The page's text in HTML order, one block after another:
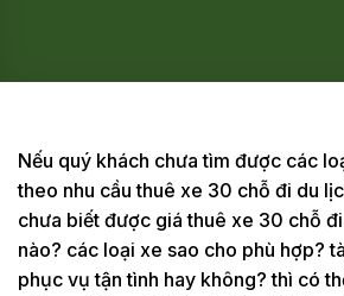
Nếu quý khách chưa tìm được các
theo nhu cầu thuê xe 30 chỗ đi du
chưa biết được giá thuê xe 30 chỗ
nào? các loại xe sao cho phù hợp?
phục vụ tận tình hay không? thì có